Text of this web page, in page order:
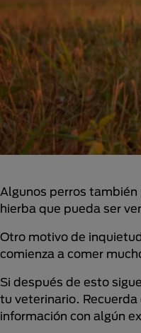
Algunos perros
hierba que pueda ser
Otro motivo de
comienza a comer
Si después de esto
tu veterinario.
información con algún